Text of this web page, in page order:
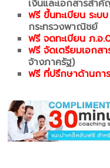
เงินและเอกสารสำ
ฟรี ขึ้นทะเบียน ระบ
กระทรวงพาณิชย์
ฟรี จดทะเบียน ภ.อ
ฟรี จัดเตรียมเอกสา
จ้างภาครัฐ)
ฟรี ที่ปรึกษาด้านกา